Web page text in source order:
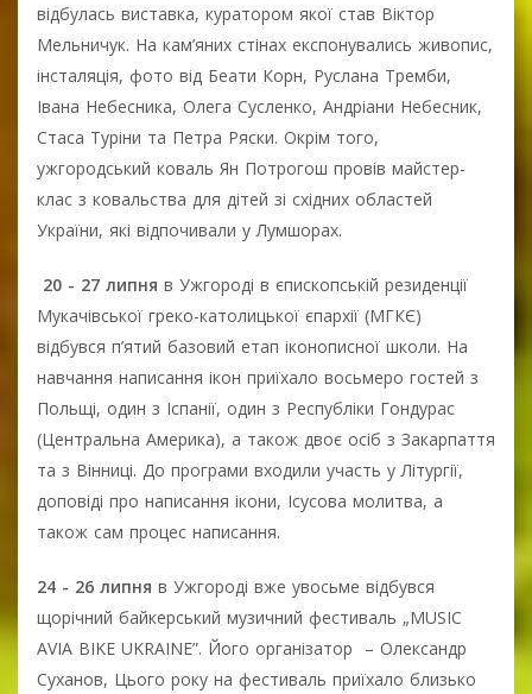
відбулась виставка, куратором якої став Віктор
Мельничук. На кам’яних стінах експонувались живопис,
інсталяція, фото від Беати Корн, Руслана Тремби,
Івана Небесника, Олега Сусленко, Андріани Небесник,
Стаса Туріни та Петра Ряски. Окрім того,
ужгородський коваль Ян Потрогош провів майстер-
клас з ковальства для дітей зі східних областей
України, які відпочивали у Лумшорах.
20 - 27 липня в Ужгороді в єпископській резиденції
Мукачівської греко-католицької єпархії (МГКЄ)
відбувся п’ятий базовий етап іконописної школи. На
навчання написання ікон приїхало восьмеро гостей з
Польщі, один з Іспанії, один з Республіки Гондурас
(Центральна Америка), а також двоє осіб з Закарпаття
та з Вінниці. До програми входили участь у Літургії,
доповіді про написання ікони, Ісусова молитва, а
також сам процес написання.
24 - 26 липня в Ужгороді вже увосьме відбувся
щорічний байкерський музичний фестиваль „MUSIC
AVIA BIKE UKRAINE”. Його організатор – Олександр
Суханов, Цього року на фестиваль приїхало близько